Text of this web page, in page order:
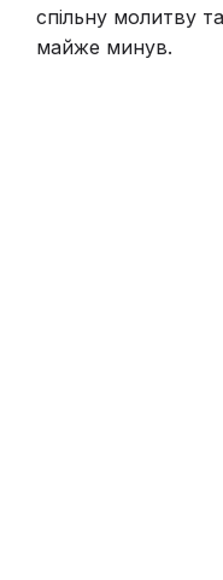
спільну молитву
майже минув.